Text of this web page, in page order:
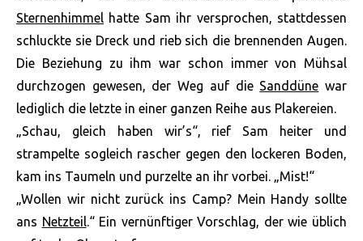
Sternenhimmel hatte Sam ihr versprochen, stattdessen
schluckte sie Dreck und rieb sich die brennenden Augen.
Die Beziehung zu ihm war schon immer von Mühsal
durchzogen gewesen, der Weg auf die Sanddüne war
lediglich die letzte in einer ganzen Reihe aus Plakereien.
„Schau, gleich haben wir’s“, rief Sam heiter und
strampelte sogleich rascher gegen den lockeren Boden,
kam ins Taumeln und purzelte an ihr vorbei. „Mist!“
„Wollen wir nicht zurück ins Camp? Mein Handy sollte
ans Netzteil.“ Ein vernünftiger Vorschlag, der wie üblich